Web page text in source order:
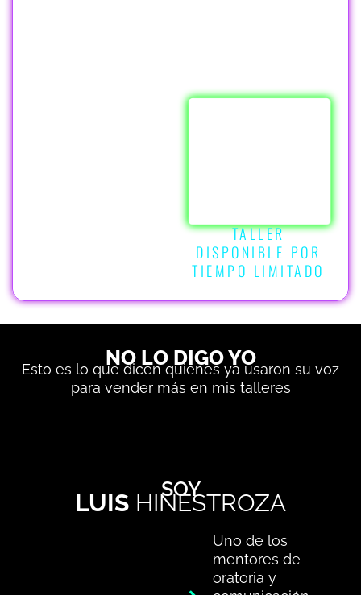
TALLER
DISPONIBLE POR
TIEMPO LIMITADO
NO LO DIGO YO
Esto es lo que dicen quienes ya usaron su voz
para vender más en mis talleres
SOY
LUIS HINESTROZA
Uno de los
mentores de
oratoria y